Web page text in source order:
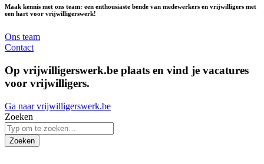
Maak kennis met ons team: een enthousiaste bende van medewerkers en vrijwilligers met
een hart voor vrijwilligerswerk!
Ons team
Contact
Op vrijwilligerswerk.be plaats en vind je vacatures
voor vrijwilligers.
Ga naar vrijwilligerswerk.be
Zoeken
Zoeken